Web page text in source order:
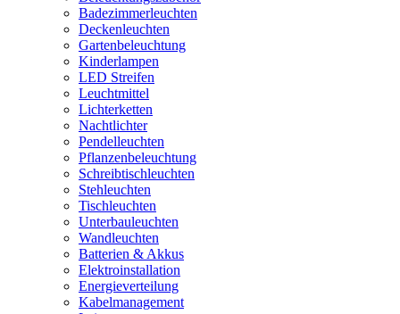
Badezimmerleuchten
Deckenleuchten
Gartenbeleuchtung
Kinderlampen
LED Streifen
Leuchtmittel
Lichterketten
Nachtlichter
Pendelleuchten
Pflanzenbeleuchtung
Schreibtischleuchten
Stehleuchten
Tischleuchten
Unterbauleuchten
Wandleuchten
Batterien & Akkus
Elektroinstallation
Energieverteilung
Kabelmanagement